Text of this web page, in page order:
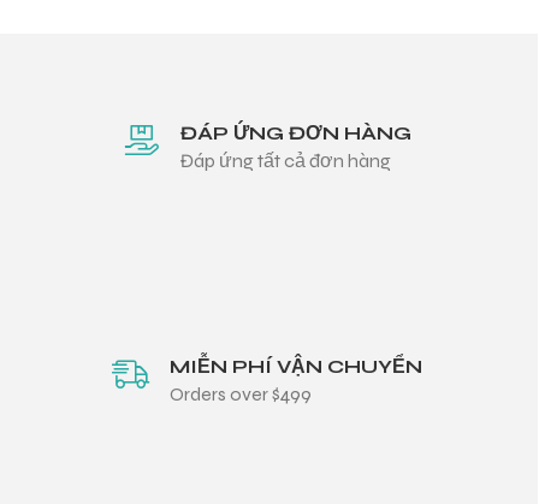
ĐÁP ỨNG ĐƠN HÀNG
Đáp ứng tất cả đơn hàng
MIỄN PHÍ VẬN CHUYỂN
Orders over $499